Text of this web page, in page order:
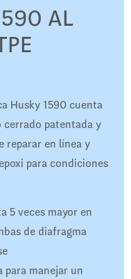
AL
Husky 1590 cuenta
cerrado patentada y
reparar en línea y
para condiciones
5 veces mayor en
de diafragma
para manejar un